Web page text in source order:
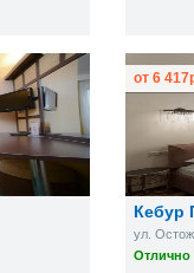
Кебур
ул.
Отлично
от 6 417